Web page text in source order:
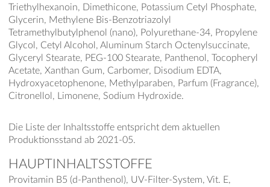
Triethylhexanoin, Dimethicone, Potassium Cetyl Phosphate,
Glycerin, Methylene Bis-Benzotriazolyl
Tetramethylbutylphenol (nano), Polyurethane-34, Propylene
Glycol, Cetyl Alcohol, Aluminum Starch Octenylsuccinate,
Glyceryl Stearate, PEG-100 Stearate, Panthenol, Tocopheryl
Acetate, Xanthan Gum, Carbomer, Disodium EDTA,
Hydroxyacetophenone, Methylparaben, Parfum (Fragrance),
Citronellol, Limonene, Sodium Hydroxide.
Die Liste der Inhaltsstoffe entspricht dem aktuellen
Produktionsstand ab 2021-05.
HAUPTINHALTSSTOFFE
Provitamin B5 (d-Panthenol), UV-Filter-System, Vit. E,